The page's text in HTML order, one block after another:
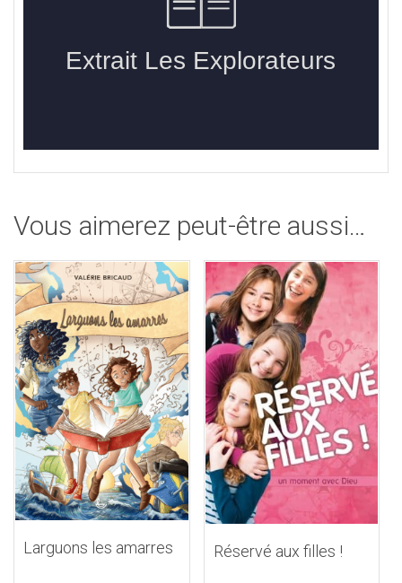
Vous aimerez peut-être aussi…
Larguons les amarres Réservé aux filles !